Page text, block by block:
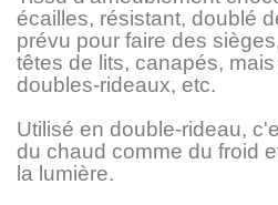
écailles, résistant, doublé
prévu pour faire des
têtes de lits, canapés,
doubles-rideaux, etc.
Utilisé en double-rideau,
du chaud comme du froid
la lumière.